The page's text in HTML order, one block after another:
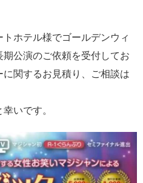
ホテル様でゴールデンウィ
公演のご依頼を受付してお
関するお見積り、ご相談は
いです。